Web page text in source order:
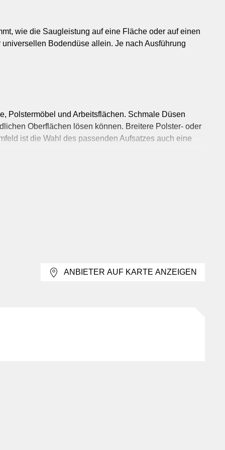
Beauty & Gesundheit
Bekleidung & Mode
Bildung & Coaching
& Pharma
Design & Medien
Ferien & Reisen
Freizeit & Unterhaltung
wie die Saugleistung auf eine Fläche oder auf einen
Bodendüse allein. Je nach Ausführung
Polstermöbel und Arbeitsflächen. Schmale Düsen
Oberflächen lösen können. Breitere Polster- oder
ist die Wahl des passenden Aufsatzes auch eine
ANBIETER AUF KARTE ANZEIGEN